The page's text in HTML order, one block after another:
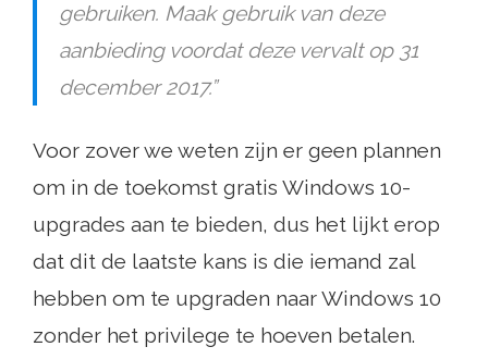
gebruiken. Maak gebruik van deze
aanbieding voordat deze vervalt op 31
december 2017.”
Voor zover we weten zijn er geen plannen
om in de toekomst gratis Windows 10-
upgrades aan te bieden, dus het lijkt erop
dat dit de laatste kans is die iemand zal
hebben om te upgraden naar Windows 10
zonder het privilege te hoeven betalen.